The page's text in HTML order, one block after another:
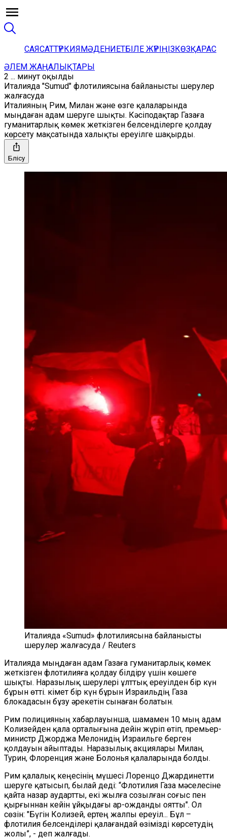
САЯСАТТҮРКИЯМӘДЕНИЕТБІЛЕ ЖҮРІҢІЗКӨЗҚАРАС
ӘЛЕМ ЖАҢАЛЫҚТАРЫ
2 ... минут оқылды
Италияда "Sumud" флотилиясына байланысты шерулер
жалғасуда
Италияның Рим, Милан және өзге қалаларында
мыңдаған адам шеруге шықты. Кәсіподақтар Газаға
гуманитарлық көмек жеткізген белсенділерге қолдау
көрсету мақсатында халықты ереуілге шақырды.
Бөлісу
Италияда «Sumud» флотилиясына байланысты
шерулер жалғасуда / Reuters
Италияда мыңдаған адам Газаға гуманитарлық көмек
жеткізген флотилияға қолдау білдіру үшін көшеге
шықты. Наразылық шерулері ұлттық ереуілден бір күн
бұрын өтті. Үкімет бір күн бұрын Израильдің Газа
блокадасын бұзу әрекетін сынаған болатын.
Рим полицияның хабарлауынша, шамамен 10 мың адам
Колизейден қала орталығына дейін жүріп өтіп, премьер-
министр Джорджа Мелонидің Израильге берген
қолдауын айыптады. Наразылық акциялары Милан,
Турин, Флоренция және Болонья қалаларында болды.
Рим қалалық кеңесінің мүшесі Лоренцо Джардинетти
шеруге қатысып, былай деді: “Флотилия Газа мәселесіне
қайта назар аудартты, екі жылға созылған соғыс пен
қырғыннан кейін ұйқыдағы ар-ожданды оятты". Ол
сөзін: "Бүгін Колизей, ертең жалпы ереуіл... Бұл –
флотилия белсенділері қалағандай өзімізді көрсетудің
жолы”, - деп жалғады.